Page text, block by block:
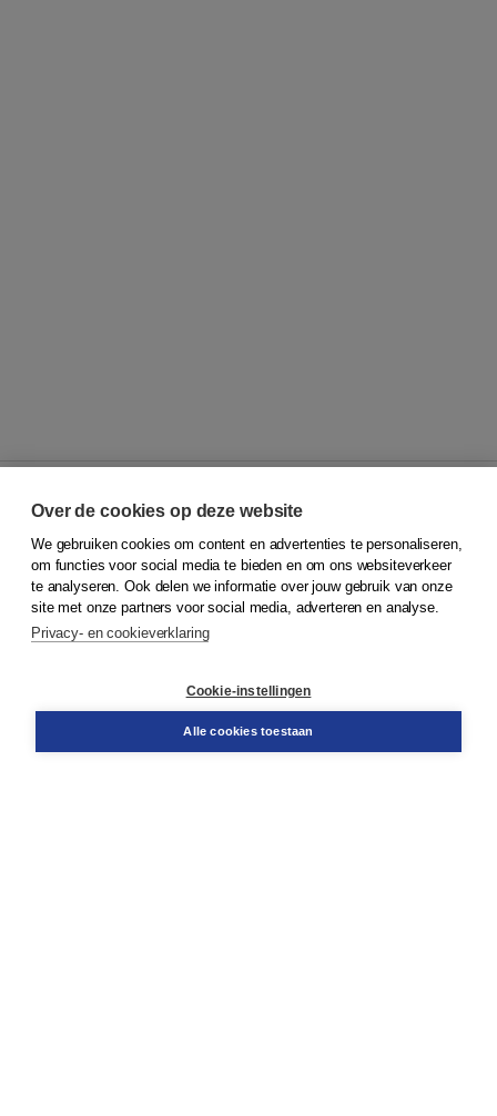
© 2026Koninklijke Boom uitgevers
Klantenservice
Service & informatie
Contact
Over de cookies op deze website
We gebruiken cookies om content en advertenties te personaliseren,
om functies voor social media te bieden en om ons websiteverkeer
te analyseren. Ook delen we informatie over jouw gebruik van onze
site met onze partners voor social media, adverteren en analyse.
Privacy- en cookieverklaring
Cookie-instellingen
Alle cookies toestaan